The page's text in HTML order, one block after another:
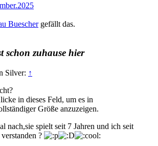
Bueschergefällt das.
schon zuhause hier
Silver: ↑
in dieses Feld, um es in
Größe anzuzeigen.
nach,sie spielt seit 7 Jahren und ich seit
?